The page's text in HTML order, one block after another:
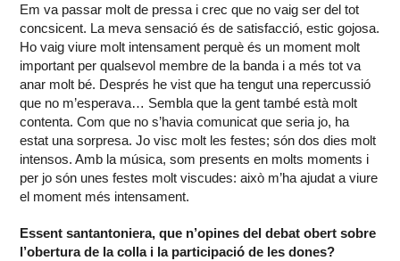
Em va passar molt de pressa i crec que no vaig ser del tot
concsicent. La meva sensació és de satisfacció, estic gojosa.
Ho vaig viure molt intensament perquè és un moment molt
important per qualsevol membre de la banda i a més tot va
anar molt bé. Després he vist que ha tengut una repercussió
que no m’esperava… Sembla que la gent també està molt
contenta. Com que no s’havia comunicat que seria jo, ha
estat una sorpresa. Jo visc molt les festes; són dos dies molt
intensos. Amb la música, som presents en molts moments i
per jo són unes festes molt viscudes: això m’ha ajudat a viure
el moment més intensament.
Essent santantoniera, que n’opines del debat obert sobre
l’obertura de la colla i la participació de les dones?